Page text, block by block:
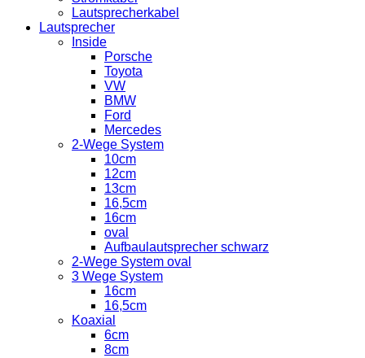
Lautsprecherkabel
Lautsprecher
Inside
Porsche
Toyota
VW
BMW
Ford
Mercedes
2-Wege System
10cm
12cm
13cm
16,5cm
16cm
oval
Aufbaulautsprecher schwarz
2-Wege System oval
3 Wege System
16cm
16,5cm
Koaxial
6cm
8cm